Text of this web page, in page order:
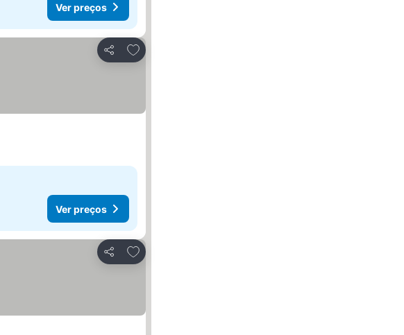
Ver preços
Partilhar
Adicionar aos favoritos
Ver preços
Partilhar
Adicionar aos favoritos